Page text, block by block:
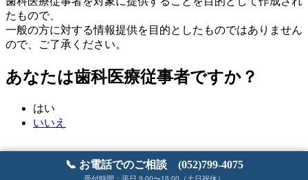
📞 お電話でのご相談 (052)799-4075
たもので、
一般の方に対する情報提供を目的としたものではありません
ので、ご了承ください。
あなたは歯科医療従事者ですか？
はい
いいえ